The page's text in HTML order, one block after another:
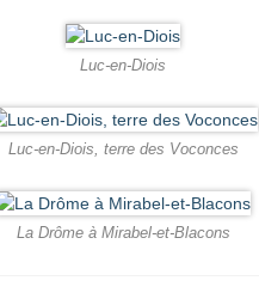
Luc-en-Diois
Luc-en-Diois, terre des Voconces
La Drôme à Mirabel-et-Blacons